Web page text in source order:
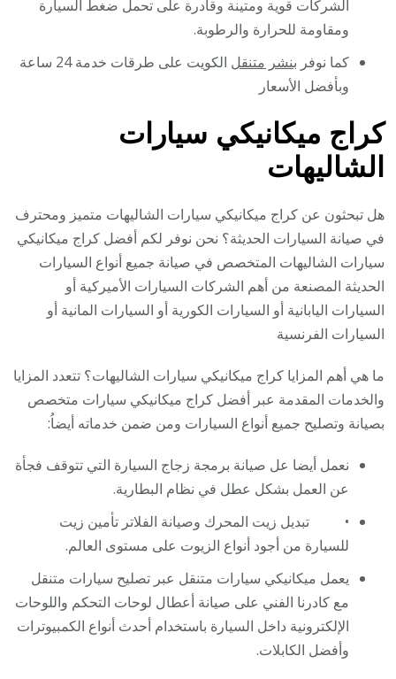
الشركات قوية ومتينة وقادرة على تحمل ضغط السيارة
ومقاومة للحرارة والرطوبة.
كما نوفر بنشر متنقل
الكويت على طرقات خدمة 24 ساعة
وبأفضل الأسعار
كراج ميكانيكي سيارات
الشاليهات
هل تبحثون عن كراج ميكانيكي سيارات الشاليهات متميز ومحترف
في صيانة السيارات الحديثة؟ نحن نوفر لكم أفضل كراج ميكانيكي
سيارات الشاليهات المتخصص في صيانة جميع أنواع السيارات
الحديثة المصنعة من أهم الشركات السيارات الأميركية أو
السيارات اليابانية أو السيارات الكورية أو السيارات المانية أو
السيارات الفرنسية
ما هي أهم المزايا كراج ميكانيكي سيارات الشاليهات؟ تتعدد المزايا
والخدمات المقدمة عبر أفضل كراج ميكانيكي سيارات متخصص
بصيانة وتصليح جميع أنواع السيارات ومن ضمن خدماته أيضاُ:
نعمل أيضا عل صيانة برمجة زجاج السيارة التي تتوقف فجأة
عن العمل بشكل عطل في نظام البطارية.
• تبديل زيت المحرك وصيانة الفلاتر تأمين زيت
للسيارة من أجود أنواع الزيوت على مستوى العالم.
يعمل ميكانيكي سيارات متنقل عبر تصليح سيارات متنقل
مع كادرنا الفني على صيانة أعطال لوحات التحكم واللوحات
الإلكترونية داخل السيارة باستخدام أحدث أنواع الكمبيوترات
وأفضل الكابلات.